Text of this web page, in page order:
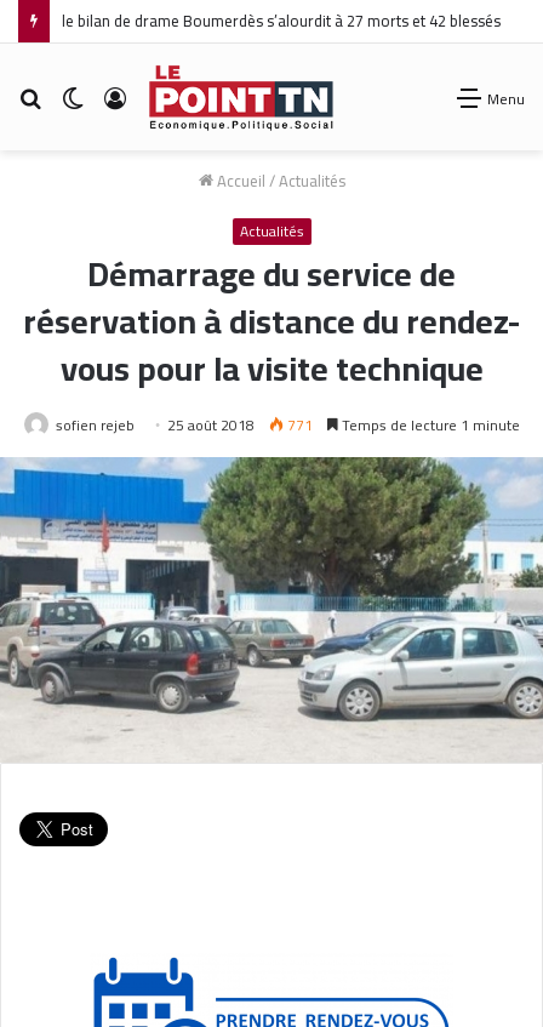
le bilan de drame Boumerdès s’alourdit à 27 morts et 42 blessés
Rechercher
Switch Connexion Menu
Accueil/Actualités
Actualités
Démarrage du service de
réservation à distance du rendez-
vous pour la visite technique
sofien rejeb 25 août 2018 771 Temps de lecture 1 minute